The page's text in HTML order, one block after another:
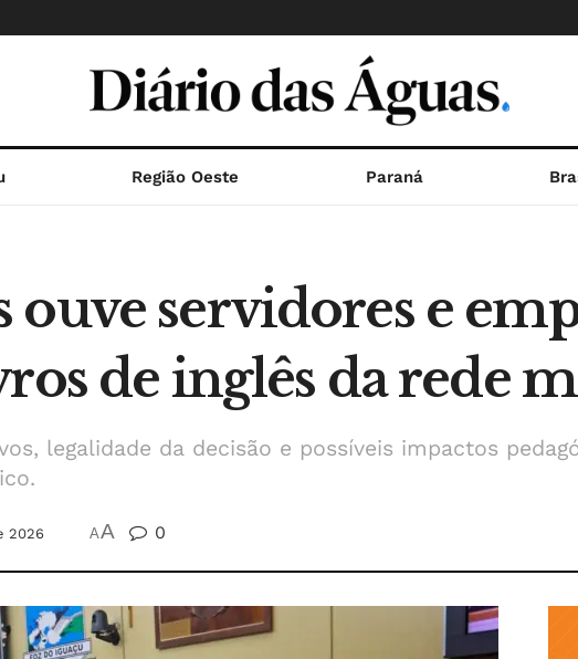
Região Oeste Paraná
ouve servidores e
de inglês da rede
legalidade da decisão e possíveis impactos
2026 AA 0